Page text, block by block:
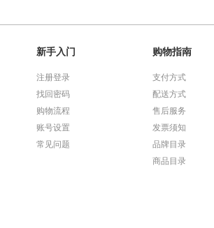
新手入门
注册登录
找回密码
购物流程
账号设置
常见问题
购物指南
支付方式
配送方式
售后服务
发票须知
品牌目录
商品目录